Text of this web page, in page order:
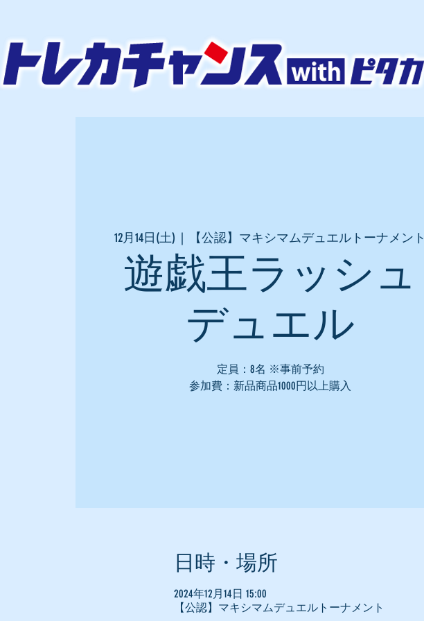
12月14日(土)
  |
【公認】マキシマムデュエルトーナメント
遊戯王ラッシュ
デュエル
定員：8名 ※事前予約
参加費：新品商品1000円以上購入
日時・場所
2024年12月14日 15:00
【公認】マキシマムデュエルトーナメント